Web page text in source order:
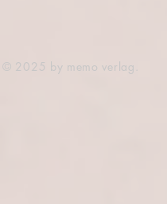
© 2025 by memo verlag.